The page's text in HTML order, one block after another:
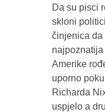
Da su pisci
skloni
činjenica da
Amerike
uporno
Richarda
uspjelo a